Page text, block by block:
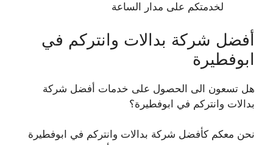
لخدمتكم على مدار الساعة
أفضل شركة بدالات وانتركم في
ابوفطيرة
هل تسعون الى الحصول على خدمات أفضل شركة
بدالات وانتركم في ابوفطيرة؟
نحن معكم كأفضل شركة بدالات وانتركم في ابوفطيرة